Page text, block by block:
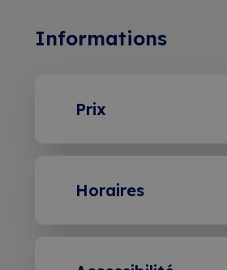
Informations
Prix
Module User : CHF
(+ CHF 175.00
Horaires
Les mercredis - de 18h15